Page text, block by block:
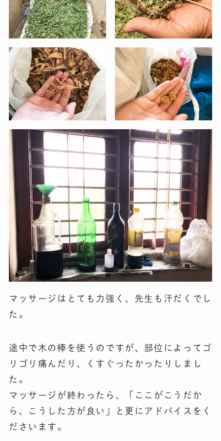
マッサージはとても力強く、先生も汗だくでし
た。
途中で木の棒を使うのですが、部位によってゴ
リゴリ痛んだり、くすぐったかったりしまし
た。
マッサージが終わったら、「ここがこうだか
ら、こうした方が良い」と更にアドバイスをく
ださいます。